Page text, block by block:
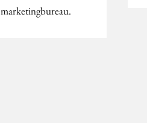
marketingbureau.